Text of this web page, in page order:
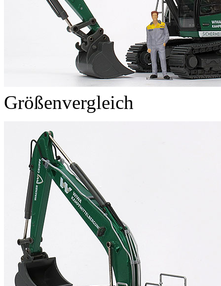
Größenvergleich